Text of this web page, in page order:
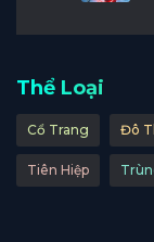
Thể Loại
Cổ Trang Đô
Tiên Hiệp